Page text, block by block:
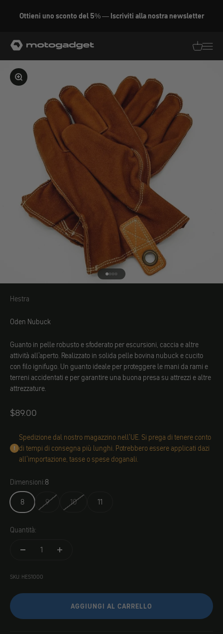
Ottieni uno sconto del 5% — Iscriviti alla nostra newsletter
motogadget GmbH
Ingrandire l'immagine
Vai all'elemento 1
Vai all'elemento 2
Vai all'elemento 3
Vai all'elemento 4
Hestra
Hestra
Oden Nubuck
Guanto in pelle robusto e sfoderato per escursioni, caccia e altre
attività all'aperto. Realizzato in solida pelle bovina nubuck e cucito
con filo ignifugo. Un guanto ideale per proteggere le mani da rami e
terreni accidentati e per garantire una buona presa su attrezzi e altre
attrezzature.
Angebot
$89.00
Spedizione dal nostro magazzino nell'UE. Si prega di tenere conto
di tempi di consegna più lunghi. Potrebbero essere applicati dazi
all'importazione, tasse o spese doganali.
Dimensioni:8
8
9 10 11
Quantità:
SKU: HES1000
AGGIUNGI AL CARRELLO